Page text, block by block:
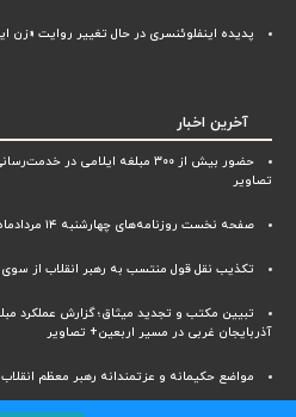
پدیده اینفلوئنسری در حال تغییر روایت «زن
آخرین اخبار
حضور بیش از ۳۰۰ مبلغه ایلامی
تصاویر
صفحه نخست روزنامه‌های چهارشنبه ۱۴ مردادماه ۱۴۰۵
تکذیب نقل قول منتسب به رهبر انقلاب از
تبیین مکتب و تجدید میثاق؛ گزارش عملکرد
آذربایجان‌ غربی در مسیر اربعین+ تصاویر
مواضع حکیمانه و عزتمندانه رهبر معظم